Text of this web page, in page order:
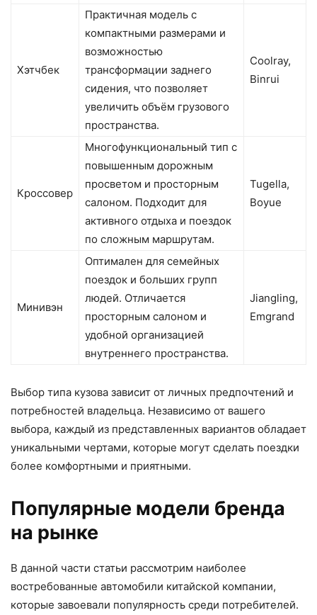
Хэтчбек
Практичная модель с
компактными размерами и
возможностью
трансформации заднего
сидения, что позволяет
увеличить объём грузового
пространства.
Coolray,
Binrui
Кроссовер
Многофункциональный тип с
повышенным дорожным
просветом и просторным
салоном. Подходит для
активного отдыха и поездок
по сложным маршрутам.
Tugella,
Boyue
Минивэн
Оптимален для семейных
поездок и больших групп
людей. Отличается
просторным салоном и
удобной организацией
внутреннего пространства.
Jiangling,
Emgrand
Выбор типа кузова зависит от личных предпочтений и
потребностей владельца. Независимо от вашего
выбора, каждый из представленных вариантов обладает
уникальными чертами, которые могут сделать поездки
более комфортными и приятными.
Популярные модели бренда
на рынке
В данной части статьи рассмотрим наиболее
востребованные автомобили китайской компании,
которые завоевали популярность среди потребителей.